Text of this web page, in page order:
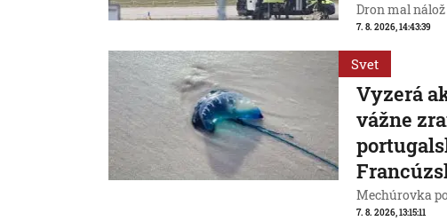
Dron mal
7. 8. 2026, 14:43:39
Svet
Vyzerá
vážne
Mechúrovka
7. 8. 2026, 13:15:11